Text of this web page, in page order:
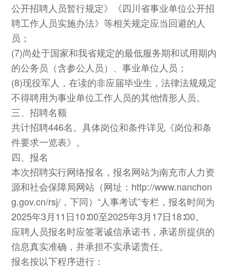
公开招聘人员暂行规定》《四川省事业单位公开招
聘工作人员实施办法》等相关规定应当回避的人
员；
(7)尚处于国家和我省规定的最低服务期和试用期内
的公务员（含参公人员）、事业单位人员；
(8)现役军人，在读的非应届毕业生，法律法规规定
不得聘用为事业单位工作人员的其他情形人员。
三、招聘名额
共计招聘446名。具体岗位和条件详见《岗位和条
件要求一览表》。
四、报名
本次招聘实行网络报名，报名网站为南充市人力资
源和社会保障局网站（网址：http://www.nanchon
g.gov.cn/rsj/，下同）“人事考试”专栏，报名时间为
2025年3月11日10∶00至2025年3月17日18∶00。
应聘人员报名时应签署诚信承诺书，承诺所提供的
信息真实准确，并承担不实承诺责任。
报名按以下程序进行：